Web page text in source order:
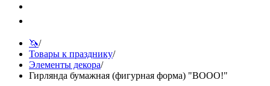
🦄/
Товары к празднику/
Элементы декора/
Гирлянда бумажная (фигурная форма) "BOOO!"